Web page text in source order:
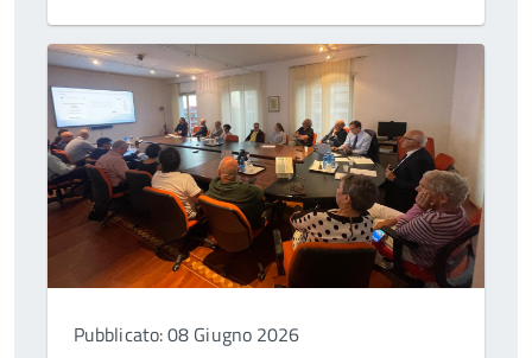
Pubblicato: 08 Giugno 2026